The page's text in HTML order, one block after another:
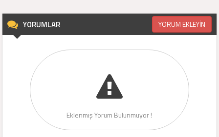
YORUMLAR YORUM EKLEYİN
Eklenmiş Yorum Bulunmuyor !